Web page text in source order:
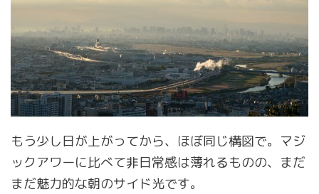
もう少し日が上がってから、ほぼ同じ構図で。マジ
ックアワーに比べて非日常感は薄れるものの、まだ
まだ魅力的な朝のサイド光です。